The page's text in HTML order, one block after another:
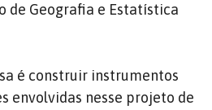
de Geografia e Estatística
é construir instrumentos
envolvidas nesse projeto de